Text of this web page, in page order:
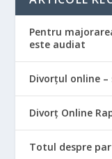
Pentru
este audiat
Divorțul online
Divorț Online
Totul despre